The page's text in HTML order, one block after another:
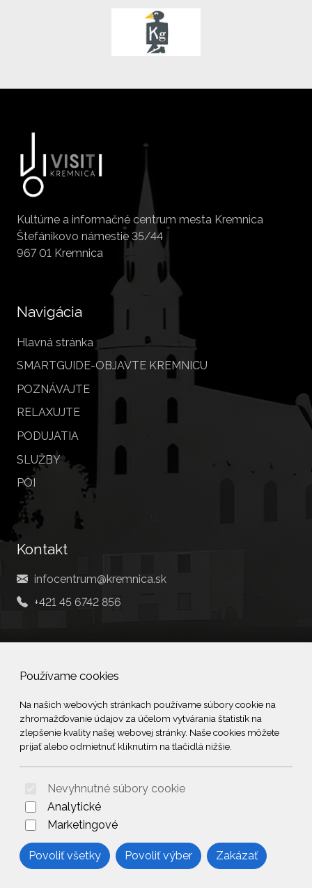
Používame cookies
Na našich webových stránkach používame súbory cookie na
zhromažďovanie údajov za účelom vytvárania štatistík na
zlepšenie kvality našej webovej stránky. Naše cookies môžete
prijať alebo odmietnuť kliknutím na tlačidlá nižšie.
Nevyhnutné súbory cookie
Analytické
Marketingové
Povoliť všetky Povoliť výber Zakázať
Kultúrne a informačné centrum mesta Kremnica
Štefánikovo námestie 35/44
967 01 Kremnica
Navigácia
Hlavná stránka
SMARTGUIDE-OBJAVTE KREMNICU
POZNÁVAJTE
RELAXUJTE
PODUJATIA
SLUŽBY
POI
Kontakt
infocentrum@kremnica.sk
+421 45 6742 856
Social
Facebook
© 2026 Arrabella s.r.o., mayabella s.r.o., Všetky práva vyhradené.
Hosting: - Web: